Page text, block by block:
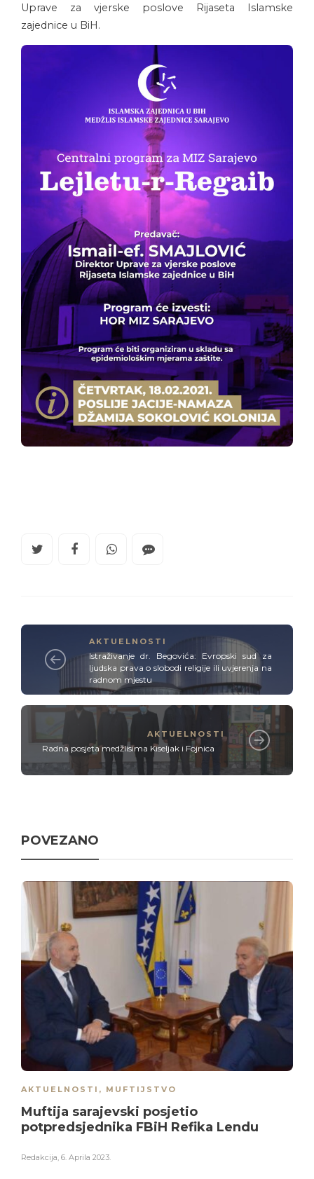
Uprave za vjerske poslove Rijaseta Islamske
zajednice u BiH.
AKTUELNOSTI
Istraživanje dr. Begovića: Evropski sud za
ljudska prava o slobodi religije ili uvjerenja na
radnom mjestu
AKTUELNOSTI
Radna posjeta medžlisima Kiseljak i Fojnica
POVEZANO
AKTUELNOSTI , MUFTIJSTVO
Muftija sarajevski posjetio
potpredsjednika FBiH Refika Lendu
Redakcija, 6. Aprila 2023.